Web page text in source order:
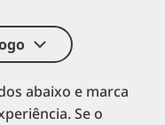
abaixo e marca
Se o